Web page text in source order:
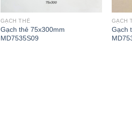
GẠCH THẺ
Gạch thẻ 75x300mm
MD7535S09
GẠCH
Gạch